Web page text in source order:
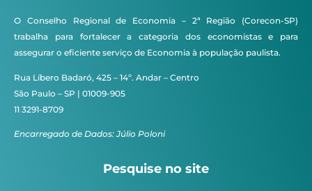
O Conselho Regional de Economia – 2ª Região (Corecon-SP)
trabalha para fortalecer a categoria dos economistas e para
assegurar o eficiente serviço de Economia à população paulista.
Rua Líbero Badaró, 425 – 14º. Andar – Centro
São Paulo – SP | 01009-905
11 3291-8709
Encarregado de Dados: Júlio Poloni
Pesquise no site